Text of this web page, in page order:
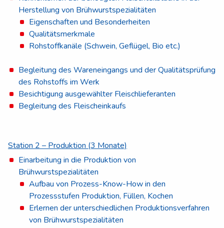
Herstellung von Brühwurstspezialitäten
Eigenschaften und Besonderheiten
Qualitätsmerkmale
Rohstoffkanäle (Schwein, Geflügel, Bio etc.)
Begleitung des Wareneingangs und der Qualitätsprüfung
des Rohstoffs im Werk
Besichtigung ausgewählter Fleischlieferanten
Begleitung des Fleischeinkaufs
Station 2 – Produktion (3 Monate)
Einarbeitung in die Produktion von
Brühwurstspezialitäten
Aufbau von Prozess-Know-How in den
Prozessstufen Produktion, Füllen, Kochen
Erlernen der unterschiedlichen Produktionsverfahren
von Brühwurstspezialitäten